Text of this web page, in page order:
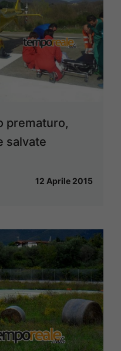
prematuro,
salvate
12 Aprile 2015